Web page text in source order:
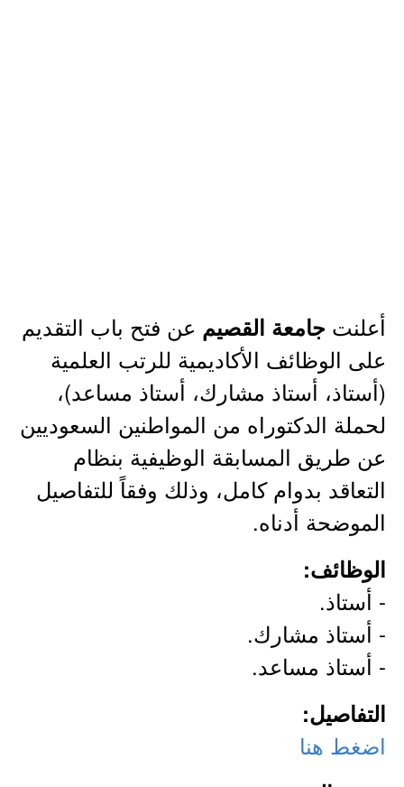
أعلنت جامعة القصيم عن فتح باب التقديم
على الوظائف الأكاديمية للرتب العلمية
(أستاذ، أستاذ مشارك، أستاذ مساعد)،
لحملة الدكتوراه من المواطنين السعوديين
عن طريق المسابقة الوظيفية بنظام
التعاقد بدوام كامل، وذلك وفقاً للتفاصيل
الموضحة أدناه.
الوظائف:
- أستاذ.
- أستاذ مشارك.
- أستاذ مساعد.
التفاصيل:
اضغط هنا